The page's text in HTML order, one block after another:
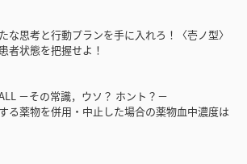
思考と行動プランを手に入れろ！〈壱ノ型〉
者状態を把握せよ！
－その常識，ウソ？ ホント？－
る薬物を併用・中止した場合の薬物血中濃度は